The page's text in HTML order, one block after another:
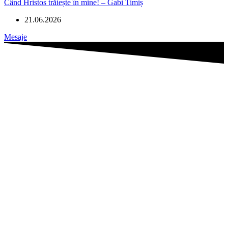
Când Hristos trăiește în mine! – Gabi Timiș
21.06.2026
Mesaje